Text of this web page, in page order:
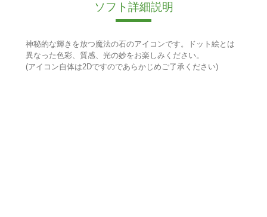
ソフト詳細説明
神秘的な輝きを放つ魔法の石のアイコンです。ドット絵とは
異なった色彩、質感、光の妙をお楽しみください。
(アイコン自体は2Dですのであらかじめご了承ください)